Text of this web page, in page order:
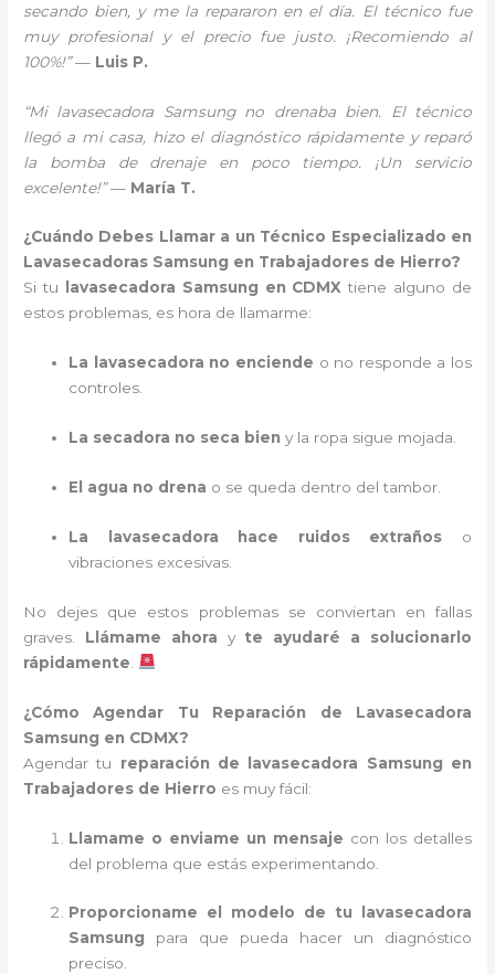
secando bien, y me la repararon en el día. El técnico fue
muy profesional y el precio fue justo. ¡Recomiendo al
100%!”— Luis P.
“Mi lavasecadora Samsung no drenaba bien. El técnico
llegó a mi casa, hizo el diagnóstico rápidamente y reparó
la bomba de drenaje en poco tiempo. ¡Un servicio
excelente!”— María T.
¿Cuándo Debes Llamar a un Técnico Especializado en
Lavasecadoras Samsung en Trabajadores de Hierro?
Si tu
lavasecadora Samsung en CDMX tiene alguno de
estos problemas, es hora de llamarme:
La lavasecadora no enciende o no responde a los
controles.
La secadora no seca bien y la ropa sigue mojada.
El agua no drena o se queda dentro del tambor.
La lavasecadora hace ruidos extraños o
vibraciones excesivas.
No dejes que estos problemas se conviertan en fallas
graves. Llámame ahora y te ayudaré a solucionarlo
rápidamente
¿Cómo Agendar Tu Reparación de Lavasecadora
Samsung en CDMX?
Agendar tu reparación de lavasecadora Samsung en
Trabajadores de Hierro es muy fácil:
Llamame o enviame un mensaje con los detalles
del problema que estás experimentando.
Proporcioname el modelo de tu lavasecadora
Samsung para que pueda hacer un diagnóstico
preciso.